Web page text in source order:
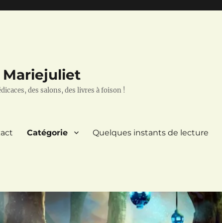
Mariejuliet
des salons, des livres à foison !
Catégorie Quelques instants de lecture